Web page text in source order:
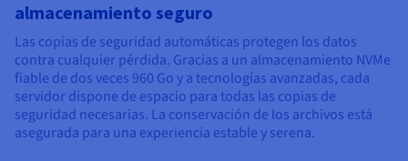
almacenamiento seguro
Las copias de seguridad automáticas protegen los datos
contra cualquier pérdida. Gracias a un almacenamiento NVMe
fiable de dos veces 960 Go y a tecnologías avanzadas, cada
servidor dispone de espacio para todas las copias de
seguridad necesarias. La conservación de los archivos está
asegurada para una experiencia estable y serena.